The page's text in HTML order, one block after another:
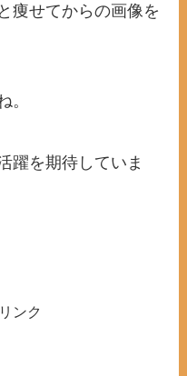
痩せてからの画像を
。
躍を期待していま
ンク